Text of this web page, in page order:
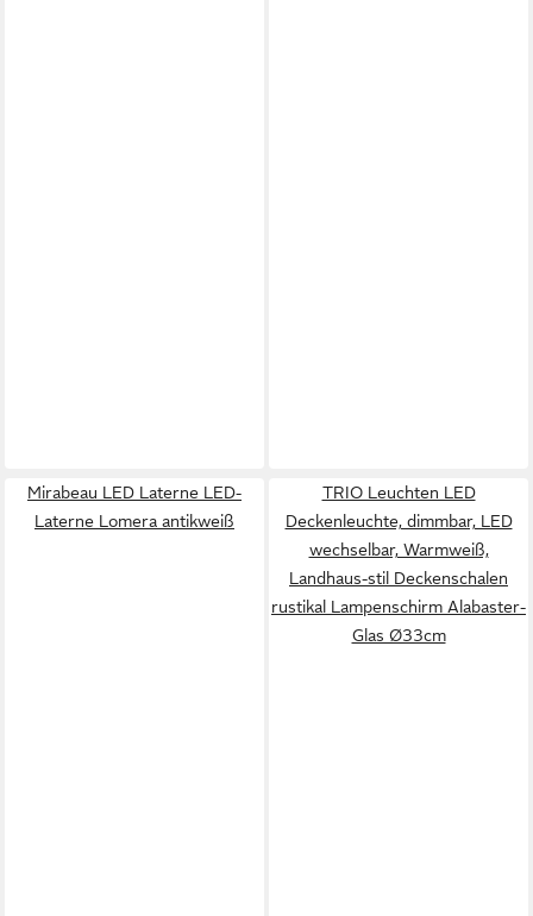
Mirabeau LED Laterne LED-
Laterne Lomera antikweiß
TRIO Leuchten LED
Deckenleuchte, dimmbar, LED
wechselbar, Warmweiß,
Landhaus-stil Deckenschalen
rustikal Lampenschirm Alabaster-
Glas Ø33cm